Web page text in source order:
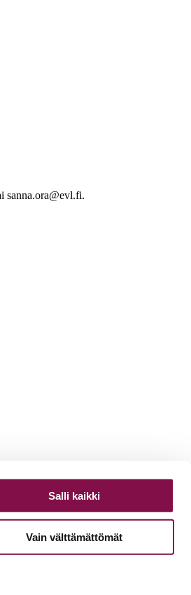
Salli kaikki
Vain välttämättömät
sanna.ora@evl.fi.